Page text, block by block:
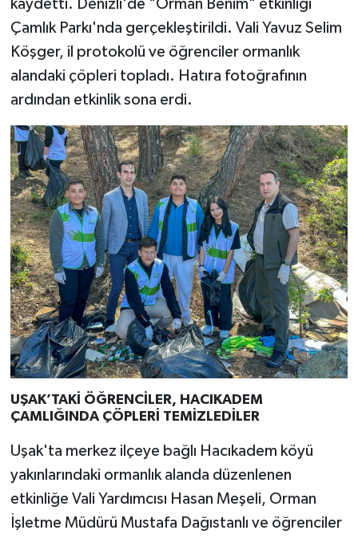
kaydetti. Denizli'de "Orman Benim" etkinliği
Çamlık Parkı'nda gerçekleştirildi. Vali Yavuz Selim
Köşger, il protokolü ve öğrenciler ormanlık
alandaki çöpleri topladı. Hatıra fotoğrafının
ardından etkinlik sona erdi.
UŞAK’TAKİ ÖĞRENCİLER, HACIKADEM
ÇAMLIĞINDA ÇÖPLERİ TEMİZLEDİLER
Uşak'ta merkez ilçeye bağlı Hacıkadem köyü
yakınlarındaki ormanlık alanda düzenlenen
etkinliğe Vali Yardımcısı Hasan Meşeli, Orman
İşletme Müdürü Mustafa Dağıstanlı ve öğrenciler